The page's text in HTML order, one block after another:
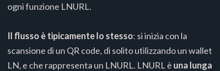
ogni funzione LNURL.
Il flusso è tipicamente lo stesso: si inizia con la
scansione di un QR code, di solito utilizzando un wallet
LN, e che rappresenta un LNURL. LNURL è una lunga